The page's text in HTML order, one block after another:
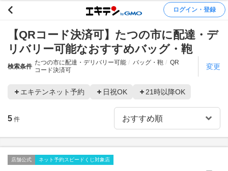
ログイン・登録
【QRコード決済可】たつの市に配達・デ
リバリー可能なおすすめバッグ・鞄
検索条件
たつの市に配達・デリバリー可能 バッグ・鞄
QR
コード決済可
変更
エキテンネット予約 日祝OK 21時以降OK
5 件
店舗公式 ネット予約スピードくじ対象店